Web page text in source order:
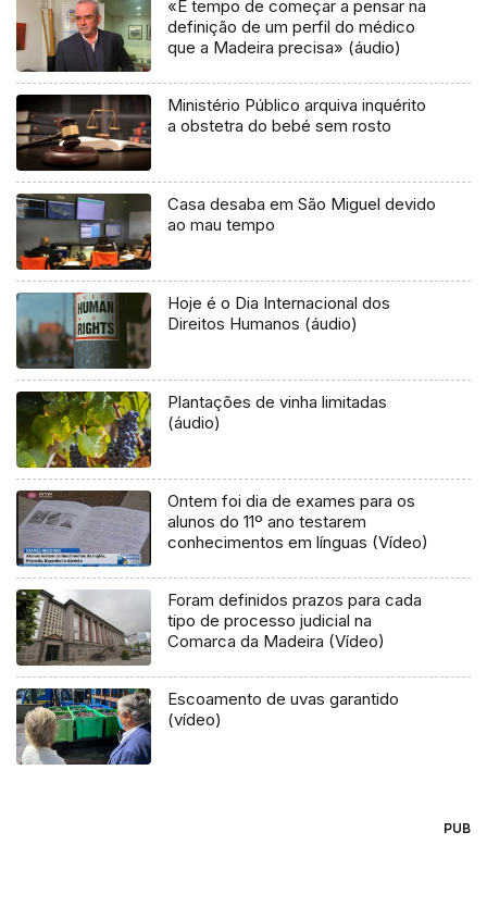
«É tempo de começar a pensar na
definição de um perfil do médico
que a Madeira precisa» (áudio)
Ministério Público arquiva inquérito
a obstetra do bebé sem rosto
Casa desaba em São Miguel devido
ao mau tempo
Hoje é o Dia Internacional dos
Direitos Humanos (áudio)
Plantações de vinha limitadas
(áudio)
Ontem foi dia de exames para os
alunos do 11º ano testarem
conhecimentos em línguas (Vídeo)
Foram definidos prazos para cada
tipo de processo judicial na
Comarca da Madeira (Vídeo)
Escoamento de uvas garantido
(vídeo)
PUB